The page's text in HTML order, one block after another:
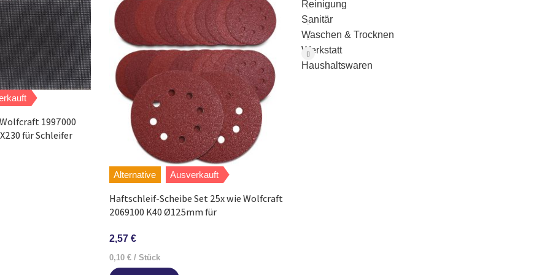
1997000
für Schleifer
Alternative Ausverkauft
Haftschleif-Scheibe Set 25x wie Wolfcraft
2069100 K40 Ø125mm für
2,57 €
0,10 €/ Stück
Reinigung
Sanitär
Waschen & Trocknen
Werkstatt
Haushaltswaren